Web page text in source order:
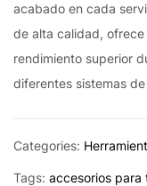
acabado en cada
de alta calidad,
rendimiento superior
diferentes sistemas de
Categories:
Tags: accesorios para